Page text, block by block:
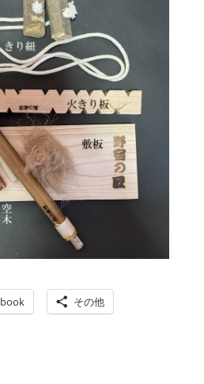
その他